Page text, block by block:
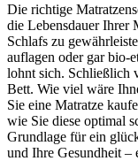
Die richtige
die Lebensdauer Ihrer
Schlafs zu
auflagen oder gar bio-
lohnt sich. Schließlich
Bett. Wie viel wäre
Sie eine Matratze
wie Sie diese optimal
Grundlage für ein
und Ihre Gesundheit –